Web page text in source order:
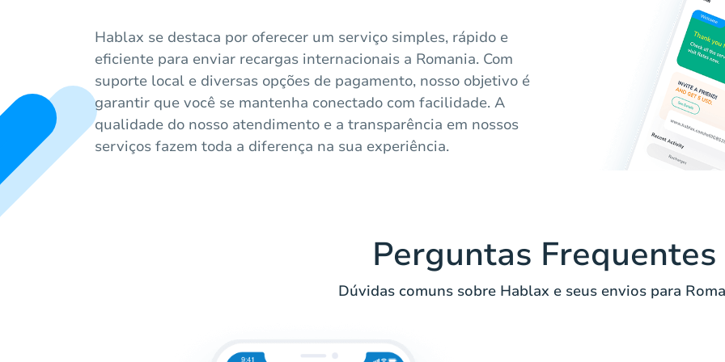
Hablax se destaca por oferecer um serviço simples, rápido e
eficiente para enviar recargas internacionais a Romania. Com
suporte local e diversas opções de pagamento, nosso objetivo é
garantir que você se mantenha conectado com facilidade. A
qualidade do nosso atendimento e a transparência em nossos
serviços fazem toda a diferença na sua experiência.
Perguntas Frequentes
Dúvidas comuns sobre Hablax e seus envios para